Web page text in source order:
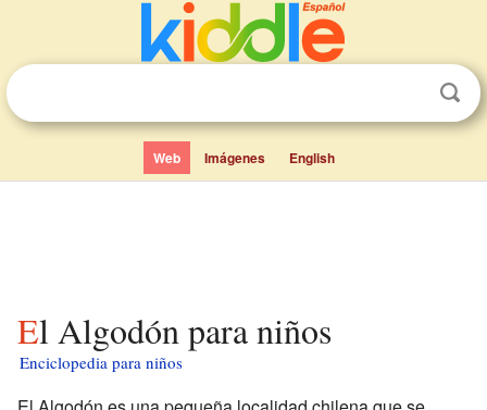
Web Imágenes English
El Algodón para niños
Enciclopedia para niños